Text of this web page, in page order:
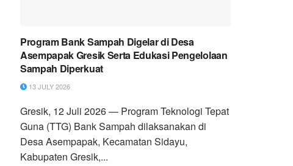
Program Bank Sampah Digelar di Desa
Asempapak Gresik Serta Edukasi Pengelolaan
Sampah Diperkuat
13 JULY 2026
Gresik, 12 Juli 2026 — Program Teknologi Tepat
Guna (TTG) Bank Sampah dilaksanakan di
Desa Asempapak, Kecamatan Sidayu,
Kabupaten Gresik,...